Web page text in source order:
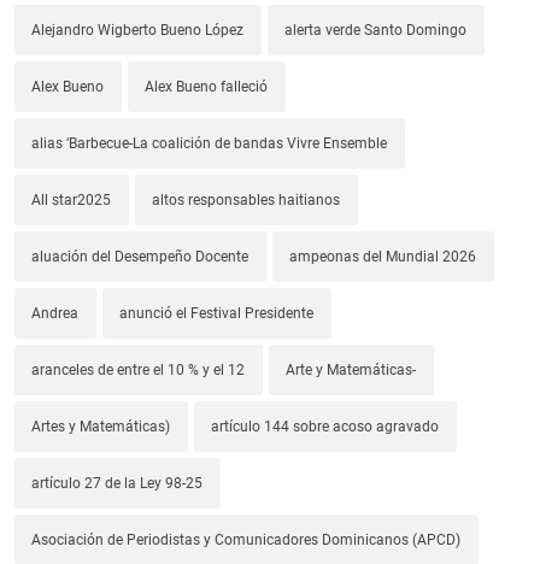
Alejandro Wigberto Bueno López alerta verde Santo Domingo
Alex Bueno Alex Bueno falleció
alias ‘Barbecue-La coalición de bandas Vivre Ensemble
All star2025 altos responsables haitianos
aluación del Desempeño Docente ampeonas del Mundial 2026
Andrea anunció el Festival Presidente
aranceles de entre el 10 % y el 12 Arte y Matemáticas-
Artes y Matemáticas) artículo 144 sobre acoso agravado
artículo 27 de la Ley 98-25
Asociación de Periodistas y Comunicadores Dominicanos (APCD)